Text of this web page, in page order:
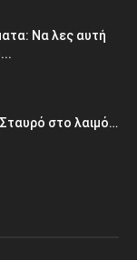
Να λες αυτή
στο λαιμό…